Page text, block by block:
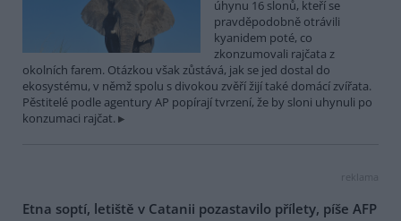
úhynu 16 slonů, kteří se
pravděpodobně otrávili
kyanidem poté, co
zkonzumovali rajčata z
okolních farem. Otázkou však zůstává, jak se jed dostal do
ekosystému, v němž spolu s divokou zvěří žijí také domácí zvířata.
Pěstitelé podle agentury AP popírají tvrzení, že by sloni uhynuli po
konzumaci rajčat.
reklama
Etna soptí, letiště v Catanii pozastavilo přílety, píše AFP